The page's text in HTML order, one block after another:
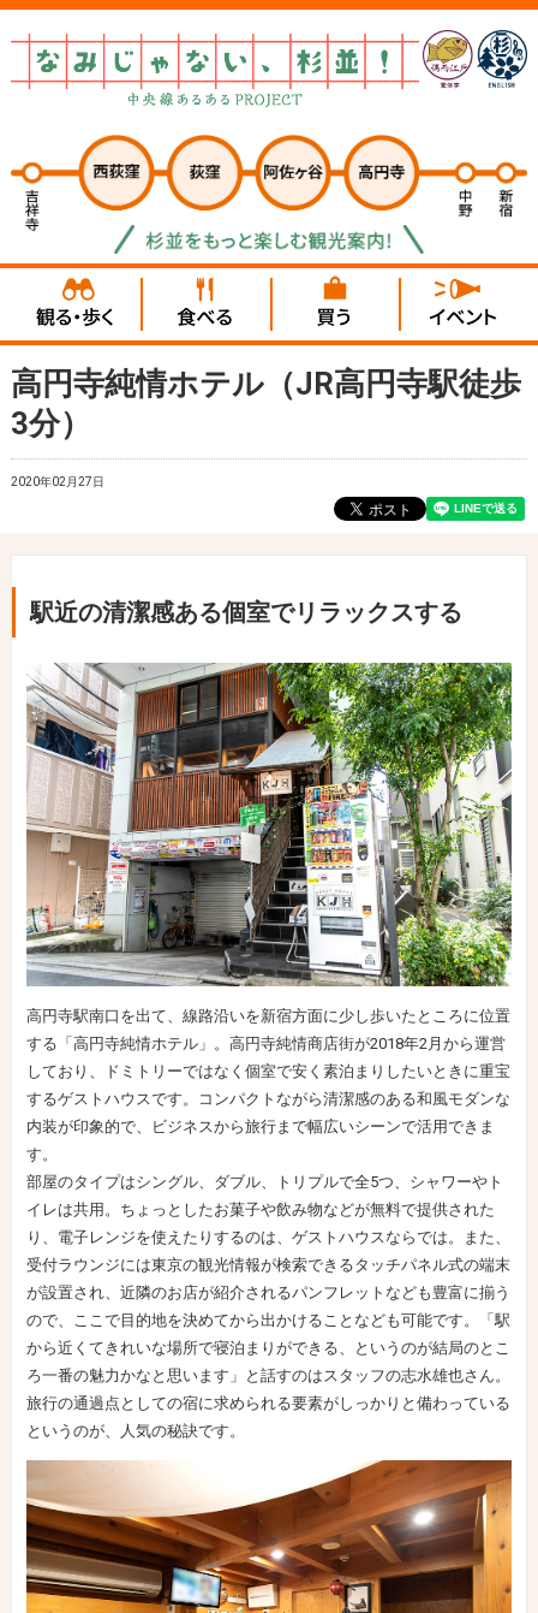
高円寺純情ホテル（JR高円寺駅徒歩
3分）
2020年02月27日
駅近の清潔感ある個室でリラックスする
高円寺駅南口を出て、線路沿いを新宿方面に少し歩いたところに位置
する「高円寺純情ホテル」。高円寺純情商店街が2018年2月から運営
しており、ドミトリーではなく個室で安く素泊まりしたいときに重宝
するゲストハウスです。コンパクトながら清潔感のある和風モダンな
内装が印象的で、ビジネスから旅行まで幅広いシーンで活用できま
す。
部屋のタイプはシングル、ダブル、トリプルで全5つ、シャワーやト
イレは共用。ちょっとしたお菓子や飲み物などが無料で提供された
り、電子レンジを使えたりするのは、ゲストハウスならでは。また、
受付ラウンジには東京の観光情報が検索できるタッチパネル式の端末
が設置され、近隣のお店が紹介されるパンフレットなども豊富に揃う
ので、ここで目的地を決めてから出かけることなども可能です。「駅
から近くてきれいな場所で寝泊まりができる、というのが結局のとこ
ろ一番の魅力かなと思います」と話すのはスタッフの志水雄也さん。
旅行の通過点としての宿に求められる要素がしっかりと備わっている
というのが、人気の秘訣です。